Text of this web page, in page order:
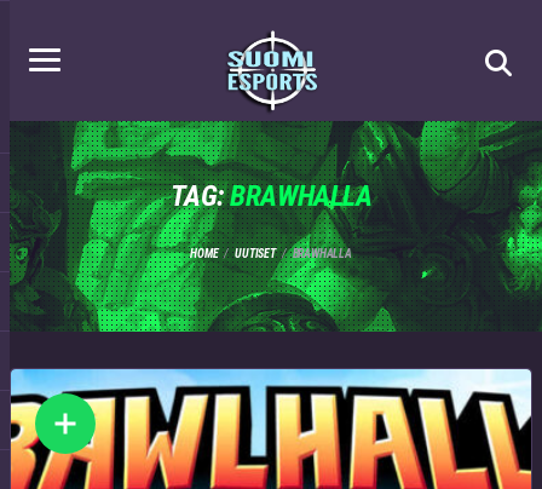
TAG:BRAWHALLA
HOME UUTISET BRAWHALLA